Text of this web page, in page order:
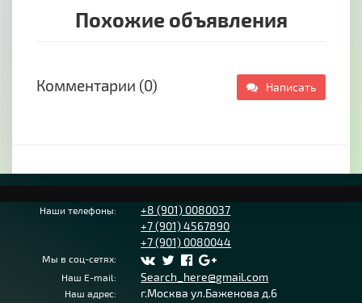
Похожие объявления
Комментарии (0) Написать
Наши телефоны:
+8 (901) 0080037
+7 (901) 4567890
+7 (901) 0080044
Мы в соц-сетях:
Наш E-mail:
Search_here@gmail.com
Наш адрес: г.Москва ул.Баженова д.6